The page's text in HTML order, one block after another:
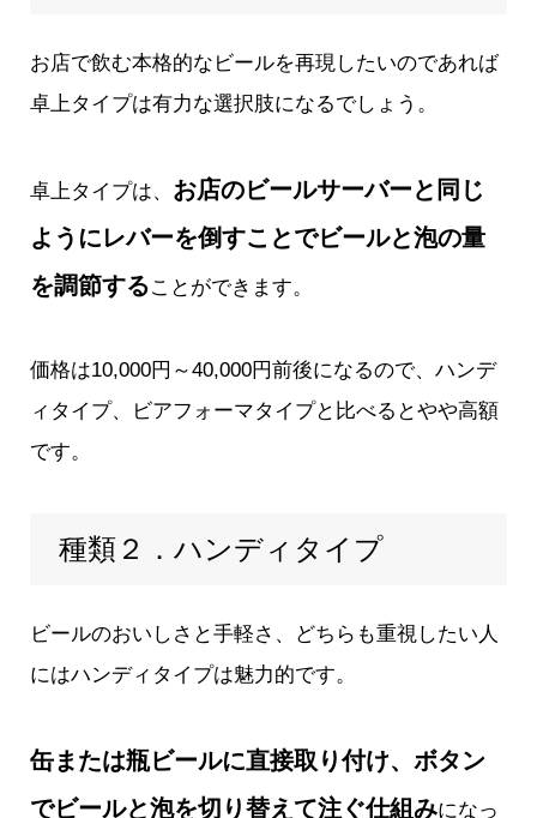
お店で飲む本格的なビールを再現したいのであれば
卓上タイプは有力な選択肢になるでしょう。
卓上タイプは、 お店のビールサーバーと同じ
ようにレバーを倒すことでビールと泡の量
を調節することができます。
価格は10,000円～40,000円前後になるので、ハンデ
ィタイプ、ビアフォーマタイプと比べるとやや高額
です。
種類２．ハンディタイプ
ビールのおいしさと手軽さ、どちらも重視したい人
にはハンディタイプは魅力的です。
缶または瓶ビールに直接取り付け、ボタン
でビールと泡を切り替えて注ぐ仕組みになっ